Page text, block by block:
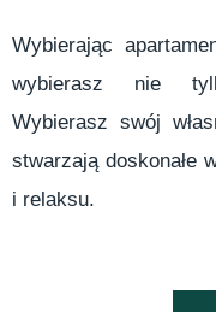
Wybierając
wybierasz nie
Wybierasz swój
stwarzają doskonałe
i relaksu.